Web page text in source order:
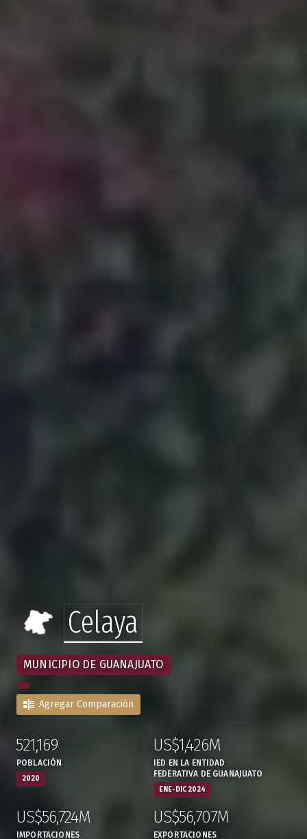
Celaya
MUNICIPIO DE GUANAJUATO
Agregar Comparación
2020
:521,169
POBLACIÓN
ENE-DIC 2024
:US$1,426M
IED EN LA ENTIDAD
FEDERATIVA DE GUANAJUATO
:US$56,724M
IMPORTACIONES
:US$56,707M
EXPORTACIONES